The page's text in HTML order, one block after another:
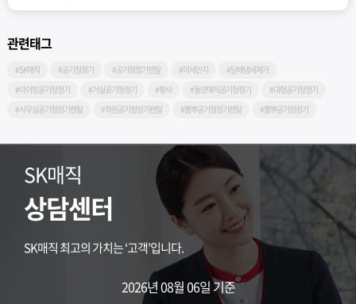
관련태그
#SK매직 #공기청정기 #공기청정기렌탈 #미세먼지
#담배냄새제거
#아이방공기청정기
#거실공기청정기 #황사 #동양매직공기청정기
#대형공기청정기
#사무실공기청정기렌탈
#학원공기청정기렌탈 #뽐뿌공기청정기렌탈 #뽐뿌공기청정기
SK매직
상담센터
SK매직 최고의 가치는 ‘고객’입니다.
2026년 08월 06일 기준